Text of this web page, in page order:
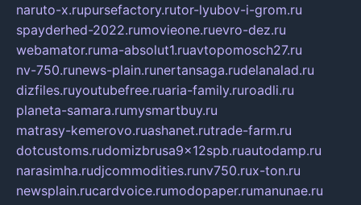
naruto-x.rupursefactory.rutor-lyubov-i-grom.ru
spayderhed-2022.rumovieone.ruevro-dez.ru
webamator.ruma-absolut1.ruavtopomosch27.ru
nv-750.runews-plain.runertansaga.rudelanalad.ru
dizfiles.ruyoutubefree.ruaria-family.ruroadli.ru
planeta-samara.rumysmartbuy.ru
matrasy-kemerovo.ruashanet.rutrade-farm.ru
dotcustoms.rudomizbrusa9x12spb.ruautodamp.ru
narasimha.rudjcommodities.runv750.rux-ton.ru
newsplain.rucardvoice.rumodopaper.rumanunae.ru